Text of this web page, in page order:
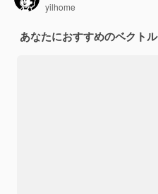
yilhome
あなたにおすすめのベクトル